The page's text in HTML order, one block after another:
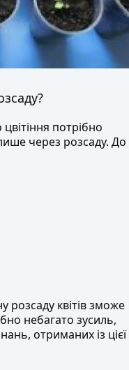
цвітіння потрібно
через розсаду. До
розсаду квітів зможе
небагато зусиль,
отриманих із цієї